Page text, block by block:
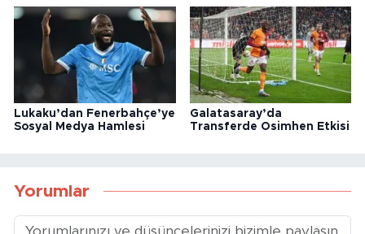
Lukaku’dan Fenerbahçe’ye
Sosyal Medya Hamlesi
Galatasaray’da
Transferde Osimhen Etkisi
Yorumlar